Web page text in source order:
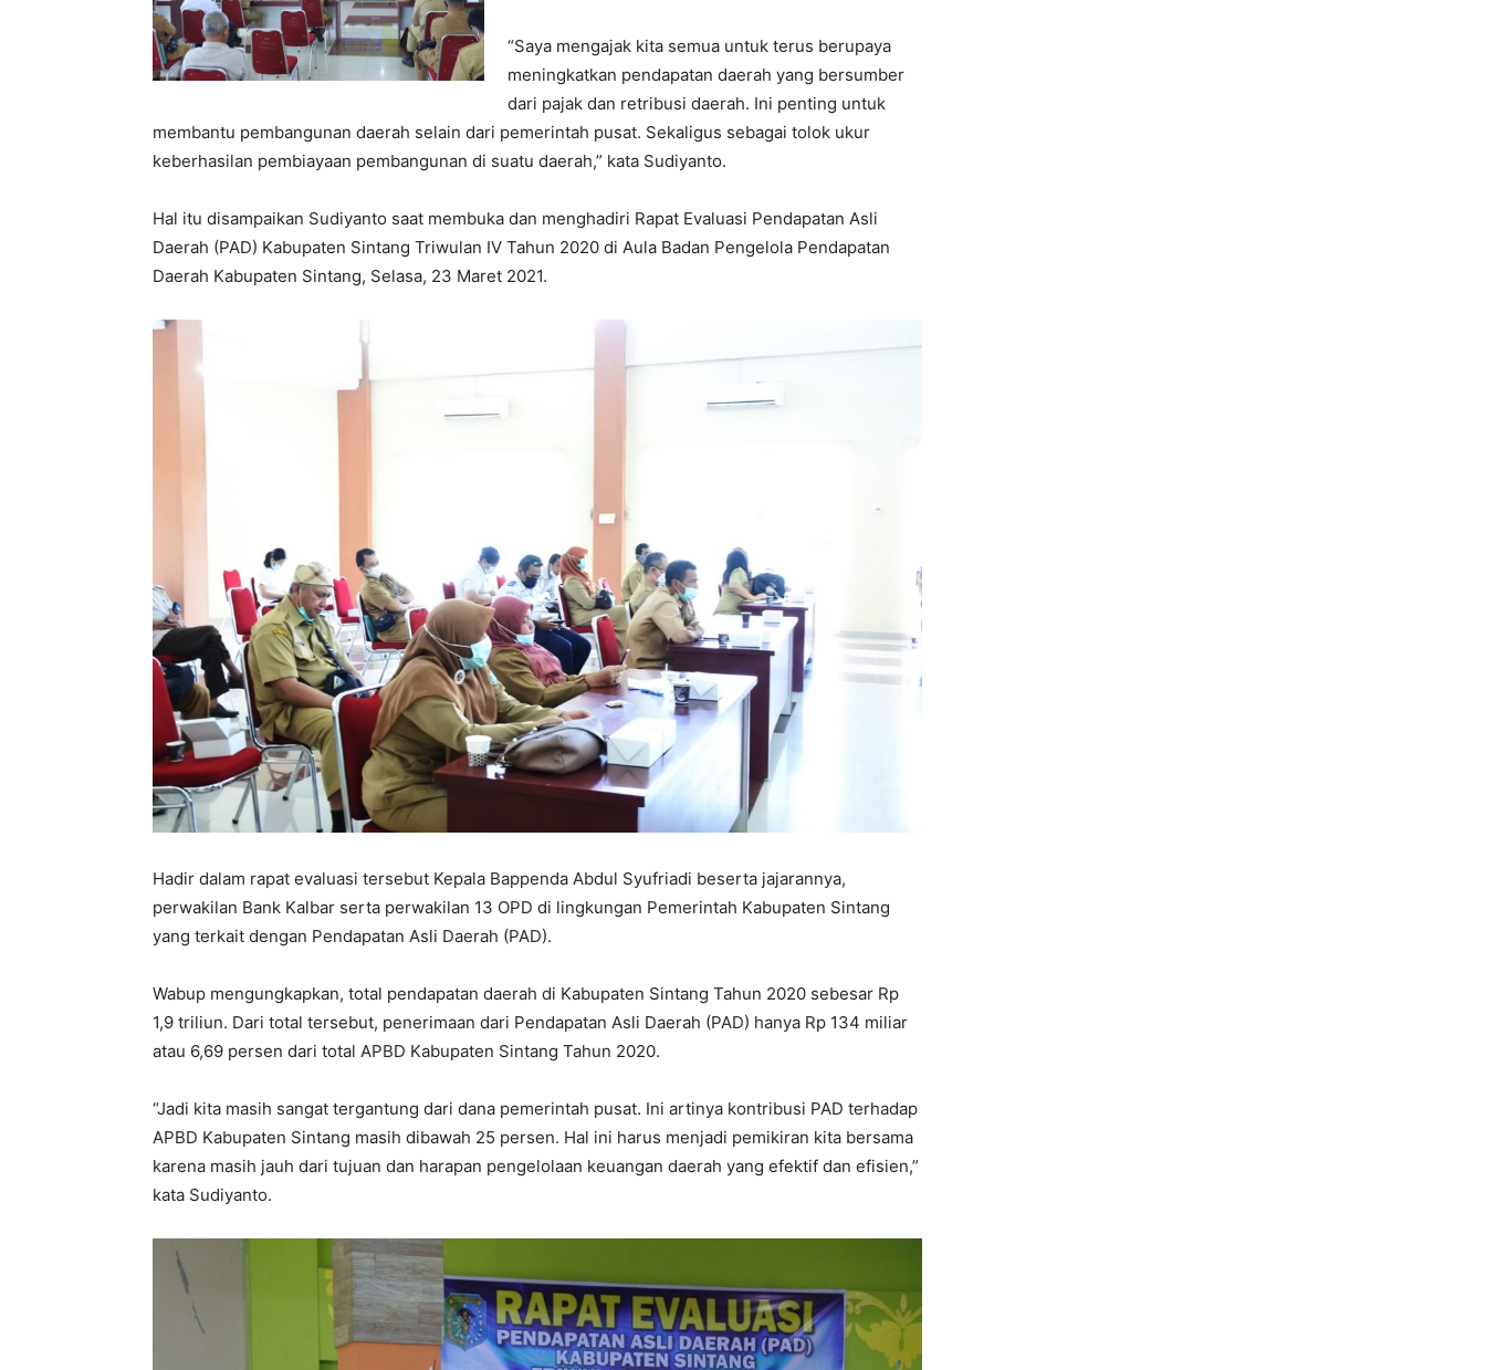
“Saya mengajak kita semua untuk terus berupaya
meningkatkan pendapatan daerah yang bersumber
dari pajak dan retribusi daerah. Ini penting untuk
membantu pembangunan daerah selain dari pemerintah pusat. Sekaligus sebagai tolok ukur
keberhasilan pembiayaan pembangunan di suatu daerah,” kata Sudiyanto.
Hal itu disampaikan Sudiyanto saat membuka dan menghadiri Rapat Evaluasi Pendapatan Asli
Daerah (PAD) Kabupaten Sintang Triwulan IV Tahun 2020 di Aula Badan Pengelola Pendapatan
Daerah Kabupaten Sintang, Selasa, 23 Maret 2021.
Hadir dalam rapat evaluasi tersebut Kepala Bappenda Abdul Syufriadi beserta jajarannya,
perwakilan Bank Kalbar serta perwakilan 13 OPD di lingkungan Pemerintah Kabupaten Sintang
yang terkait dengan Pendapatan Asli Daerah (PAD).
Wabup mengungkapkan, total pendapatan daerah di Kabupaten Sintang Tahun 2020 sebesar Rp
1,9 triliun. Dari total tersebut, penerimaan dari Pendapatan Asli Daerah (PAD) hanya Rp 134 miliar
atau 6,69 persen dari total APBD Kabupaten Sintang Tahun 2020.
“Jadi kita masih sangat tergantung dari dana pemerintah pusat. Ini artinya kontribusi PAD terhadap
APBD Kabupaten Sintang masih dibawah 25 persen. Hal ini harus menjadi pemikiran kita bersama
karena masih jauh dari tujuan dan harapan pengelolaan keuangan daerah yang efektif dan efisien,”
kata Sudiyanto.